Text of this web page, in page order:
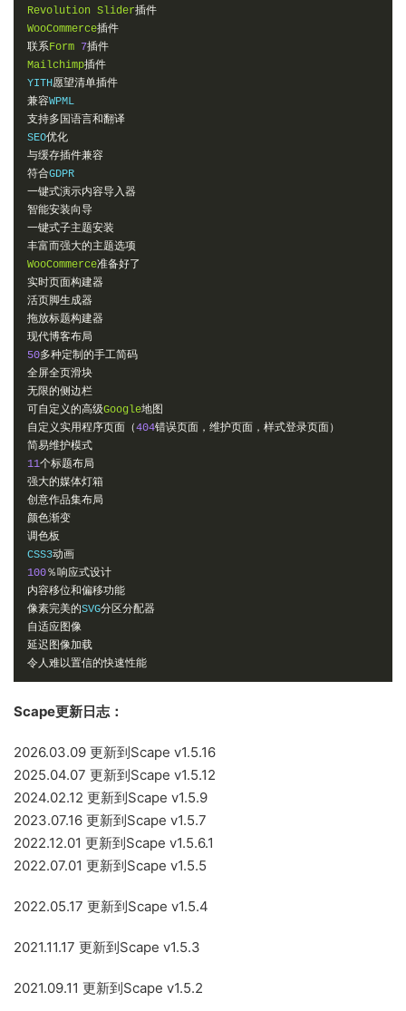
Revolution Slider插件
WooCommerce插件
联系Form 7插件
Mailchimp插件
YITH愿望清单插件
兼容
支持多国语言和翻译
SEO优化
与缓存插件兼容
符合
一键式演示内容导入器
智能安装向导
一键式子主题安装
丰富而强大的主题选项
WooCommerce准备好了
实时页面构建器
活页脚生成器
拖放标题构建器
现代博客布局
50多种定制的手工简码
全屏全页滑块
无限的侧边栏
可自定义的高级Google地图
自定义实用程序页面（404错误页面，维护页面，样式登录页面）
简易维护模式
11个标题布局
强大的媒体灯箱
创意作品集布局
颜色渐变
调色板
CSS3动画
100％响应式设计
内容移位和偏移功能
像素完美的SVG分区分配器
自适应图像
延迟图像加载
令人难以置信的快速性能
Scape更新日志：
2026.03.09 更新到Scape v1.5.16
2025.04.07 更新到Scape v1.5.12
2024.02.12 更新到Scape v1.5.9
2023.07.16 更新到Scape v1.5.7
2022.12.01 更新到Scape v1.5.6.1
2022.07.01 更新到Scape v1.5.5
2022.05.17 更新到Scape v1.5.4
2021.11.17 更新到Scape v1.5.3
2021.09.11 更新到Scape v1.5.2